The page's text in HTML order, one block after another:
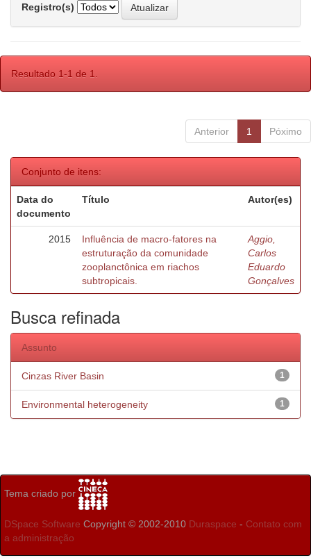
Registro(s)
Resultado 1-1 de 1.
Anterior 1 Póximo
Conjunto de itens:
Data do
documento
Título Autor(es)
2015
Influência de macro-fatores na
estruturação da comunidade
zooplanctônica em riachos
subtropicais.
Aggio,
Carlos
Eduardo
Gonçalves
Busca refinada
Assunto
1
Cinzas River Basin
1
Environmental heterogeneity
Tema criado por
DSpace Software Copyright © 2002-2010 Duraspace - Contato com
a administração